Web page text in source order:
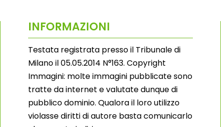
INFORMAZIONI
Testata registrata presso il Tribunale di
Milano il 05.05.2014 N°163. Copyright
Immagini: molte immagini pubblicate sono
tratte da internet e valutate dunque di
pubblico dominio. Qualora il loro utilizzo
violasse diritti di autore basta comunicarlo